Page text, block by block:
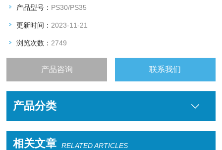
工程塑料制成，坚固耐磨
探测5mm-120mm深度金属（铁、铜或铝）
快速准确定位钢筋位置
产品型号： PS30/PS35
更新时间： 2023-11-21
浏览次数： 2749
产品咨询 联系我们
产品分类
相关文章 RELATED ARTICLES